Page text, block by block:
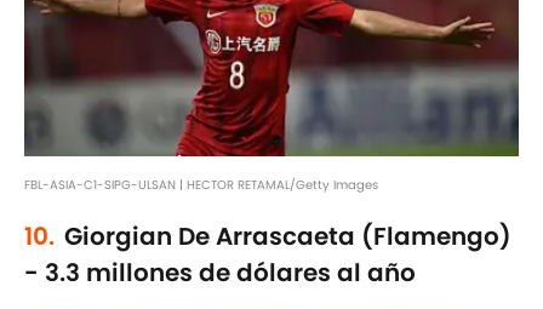
FBL-ASIA-C1-SIPG-ULSAN | HECTOR RETAMAL/Getty Images
10. Giorgian De Arrascaeta (Flamengo)
- 3.3 millones de dólares al año